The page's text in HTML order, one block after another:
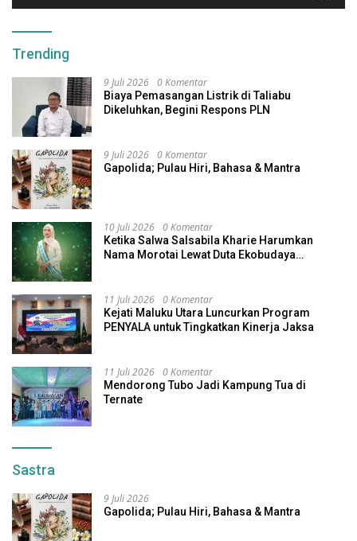
Trending
9 Juli 2026 0 Komentar
Biaya Pemasangan Listrik di Taliabu
Dikeluhkan, Begini Respons PLN
9 Juli 2026 0 Komentar
Gapolida; Pulau Hiri, Bahasa & Mantra
10 Juli 2026 0 Komentar
Ketika Salwa Salsabila Kharie Harumkan
Nama Morotai Lewat Duta Ekobudaya
11 Juli 2026 0 Komentar
Kejati Maluku Utara Luncurkan Program
PENYALA untuk Tingkatkan Kinerja Jaksa
11 Juli 2026 0 Komentar
Mendorong Tubo Jadi Kampung Tua di
Ternate
Sastra
9 Juli 2026
Gapolida; Pulau Hiri, Bahasa & Mantra